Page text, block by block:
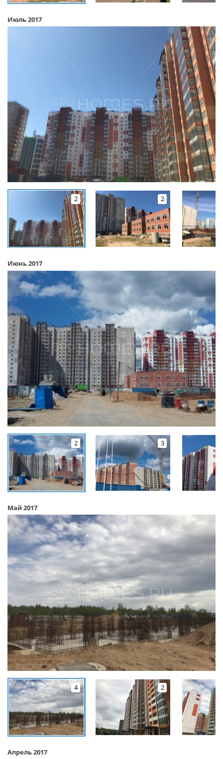
Июль 2017
2 2
Июнь 2017
2 3
Май 2017
4 2
Апрель 2017